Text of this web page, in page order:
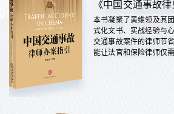
《中国交通事故
本书凝聚了黄维领及其
式化文书、实战经验与
交通事故案件的律师节
能让法官和保险律师仅